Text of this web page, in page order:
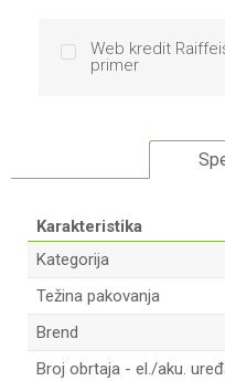
Web kredit
primer
Karakteristika
Kategorija
Težina pakovanja
Brend
Broj obrtaja - el./aku.